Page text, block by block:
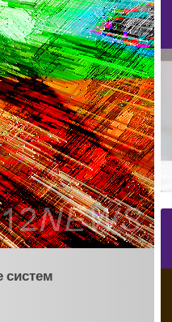
систем